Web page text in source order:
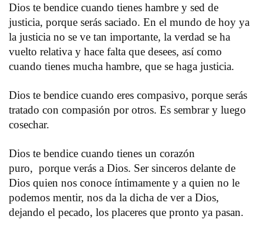
Dios te bendice cuando tienes hambre y sed de
justicia, porque serás saciado. En el mundo de hoy ya
la justicia no se ve tan importante, la verdad se ha
vuelto relativa y hace falta que desees, así como
cuando tienes mucha hambre, que se haga justicia.
Dios te bendice cuando eres compasivo, porque serás
tratado con compasión por otros. Es sembrar y luego
cosechar.
Dios te bendice cuando tienes un corazón
puro, porque verás a Dios. Ser sinceros delante de
Dios quien nos conoce íntimamente y a quien no le
podemos mentir, nos da la dicha de ver a Dios,
dejando el pecado, los placeres que pronto ya pasan.